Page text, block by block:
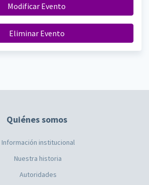
Modificar Evento
Eliminar Evento
Quiénes somos
Información institucional
Nuestra historia
Autoridades